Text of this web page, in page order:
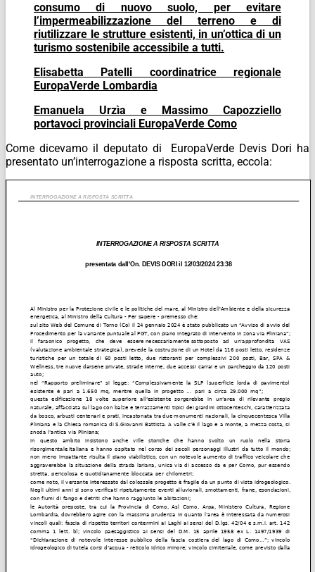
consumo di nuovo suolo, per evitare
l’impermeabilizzazione del terreno e di
riutilizzare le strutture esistenti, in un’ottica di un
turismo sostenibile accessibile a tutti.
Elisabetta Patelli coordinatrice regionale
EuropaVerde Lombardia
Emanuela Urzìa e Massimo Capozziello
portavoci provinciali EuropaVerde Como
Come dicevamo il deputato di EuropaVerde Devis Dori ha
presentato un’interrogazione a risposta scritta, eccola: